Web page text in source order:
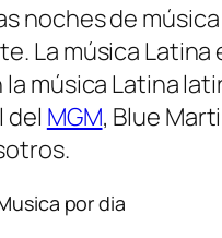
noches de
La música
música Latina
del MGM, Blue
por dia